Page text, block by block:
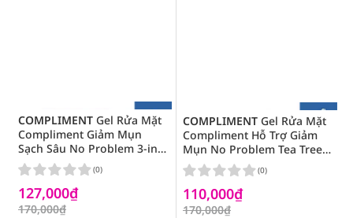
COMPLIMENT Gel Rửa Mặt
Compliment Giảm Mụn
Sạch Sâu No Problem 3-in-1
Salicylic Acid Facial
Cleansing Gel 200ml
127,000₫
170,000₫
(0)
COMPLIMENT Gel Rửa Mặt
Compliment Hỗ Trợ Giảm
Mụn No Problem Tea Tree
Facial Cleansing Gel 200ml
110,000₫
170,000₫
(0)